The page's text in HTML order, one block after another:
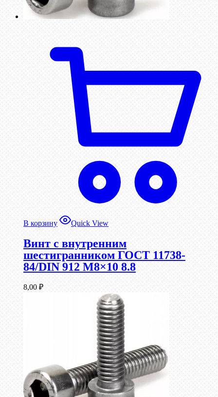
В корзину Quick View
Винт c внутренним
шестигранником ГОСТ 11738-
84/DIN 912 М8×10 8.8
8,00 ₽